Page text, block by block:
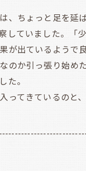
、ちょっと足を延
していました。「
が出ているようで
か引っ張り始め
た。
てきているのと